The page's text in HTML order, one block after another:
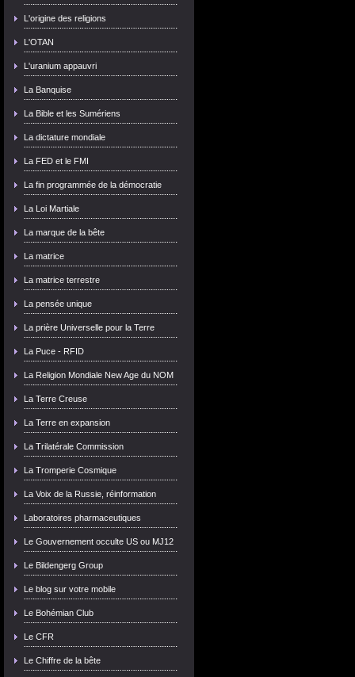
L'origine des religions
L'OTAN
L'uranium appauvri
La Banquise
La Bible et les Sumériens
La dictature mondiale
La FED et le FMI
La fin programmée de la démocratie
La Loi Martiale
La marque de la bête
La matrice
La matrice terrestre
La pensée unique
La prière Universelle pour la Terre
La Puce - RFID
La Religion Mondiale New Age du NOM
La Terre Creuse
La Terre en expansion
La Trilatérale Commission
La Tromperie Cosmique
La Voix de la Russie, réinformation
Laboratoires pharmaceutiques
Le Gouvernement occulte US ou MJ12
Le Bildengerg Group
Le blog sur votre mobile
Le Bohémian Club
Le CFR
Le Chiffre de la bête